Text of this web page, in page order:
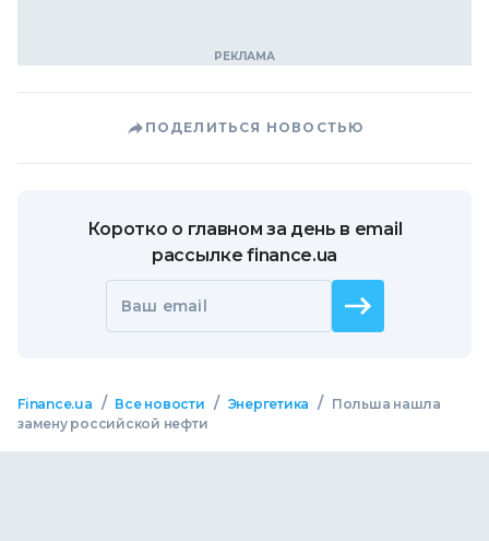
ПОДЕЛИТЬСЯ НОВОСТЬЮ
Коротко о главном за день в email
рассылке finance.ua
Ваш email
Finance.ua / Все новости / Энергетика /
Польша нашла
замену российской нефти